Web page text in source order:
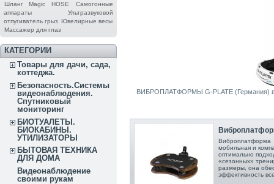
Шланг Magic HOSE
Самогонные
аппараты
Ультразвуковой
отпугиватель грыз
Ювелирные весы
Массажер для глаз
КАТЕГОРИИ
Товары для дачи, сада,
коттеджа.
Безопасность.Системы
видеонаблюдения.
Спутниковый
мониторинг
БИОТУАЛЕТЫ.
БИОКАБИНЫ.
УТИЛИЗАТОРЫ
БЫТОВАЯ ТЕХНИКА
ДЛЯ ДОМА
Видеонаблюдение
своими рукам
ВИБРОПЛАТФОРМЫ G-PLATE (Германия)
Виброплатформа
мобильная и
оптимально
«сезонных»
размеры, она
эффективность